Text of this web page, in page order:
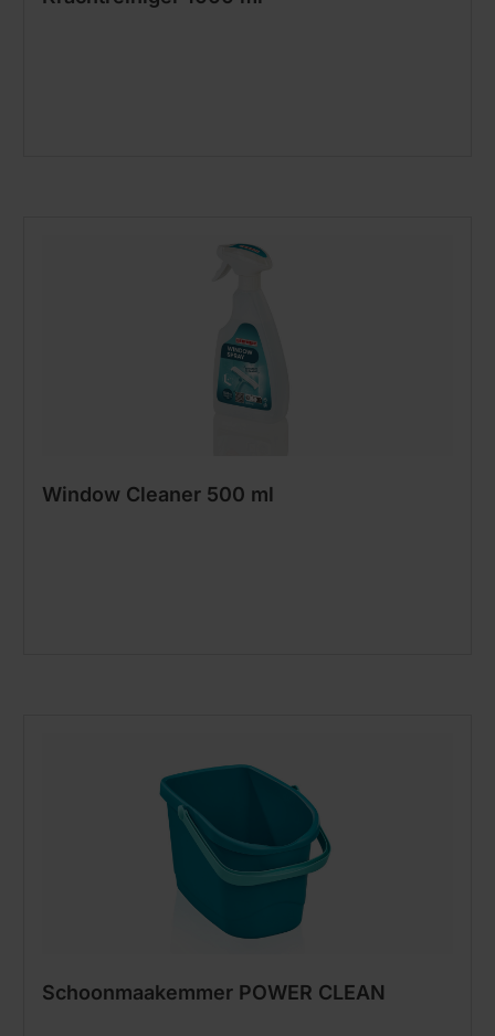
Window Cleaner 500 ml
Schoonmaakemmer POWER CLEAN